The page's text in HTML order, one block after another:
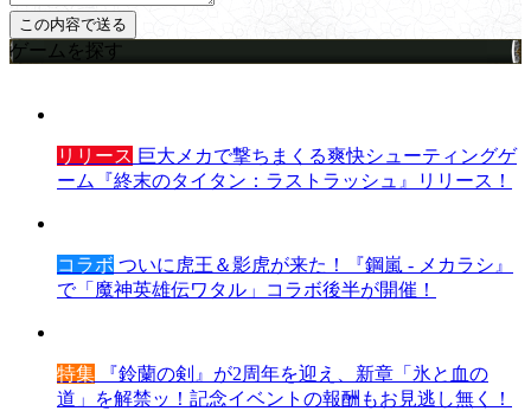
ゲームを探す
リリース 巨大メカで撃ちまくる爽快シューティングゲ
ーム『終末のタイタン：ラストラッシュ』リリース！
コラボ ついに虎王＆影虎が来た！『鋼嵐 - メカラシ』
で「魔神英雄伝ワタル」コラボ後半が開催！
特集 『鈴蘭の剣』が2周年を迎え、新章「氷と血の
道」を解禁ッ！記念イベントの報酬もお見逃し無く！